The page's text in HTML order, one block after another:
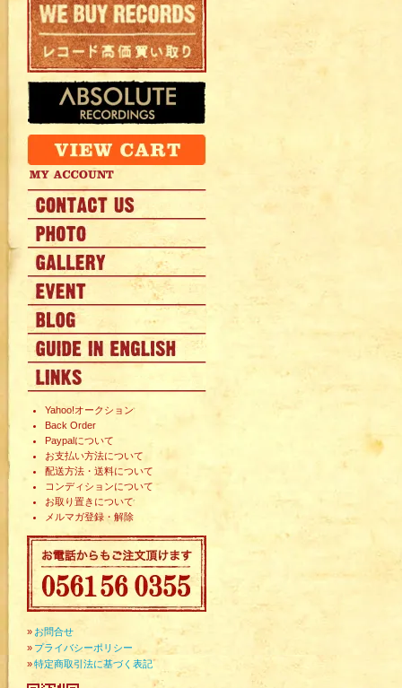
Yahoo!オークション
Back Order
Paypalについて
お支払い方法について
配送方法・送料について
コンディションについて
お取り置きについて
メルマガ登録・解除
» お問合せ
» プライバシーポリシー
»特定商取引法に基づく表記